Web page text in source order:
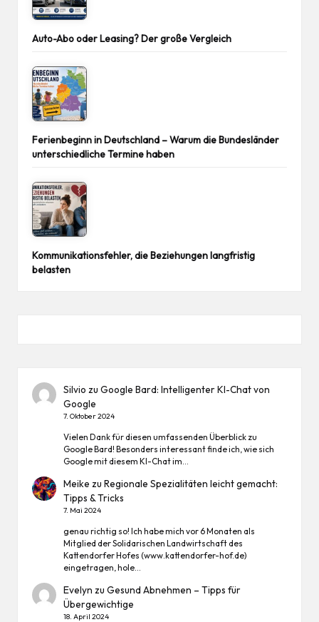
Auto-Abo oder Leasing? Der große Vergleich
Ferienbeginn in Deutschland – Warum die Bundesländer
unterschiedliche Termine haben
Kommunikationsfehler, die Beziehungen langfristig
belasten
Silvio zuGoogle Bard: Intelligenter KI-Chat von
Google
7. Oktober 2024
Vielen Dank für diesen umfassenden Überblick zu
Google Bard! Besonders interessant finde ich, wie sich
Google mit diesem KI-Chat im…
Meike zuRegionale Spezialitäten leicht gemacht:
Tipps & Tricks
7. Mai 2024
genau richtig so! Ich habe mich vor 6 Monaten als
Mitglied der Solidarischen Landwirtschaft des
Kattendorfer Hofes (www.kattendorfer-hof.de)
eingetragen, hole…
Evelyn zuGesund Abnehmen – Tipps für
Übergewichtige
18. April 2024